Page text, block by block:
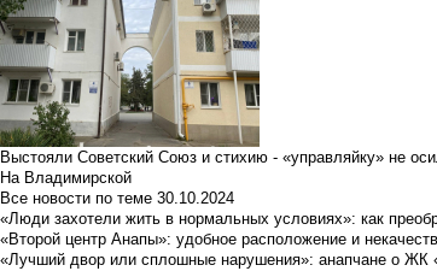
Выстояли Советский Союз и стихию - «управляйку» не
На Владимирской
Все новости по теме 30.10.2024
«Люди захотели жить в нормальных условиях»: как
«Второй центр Анапы»: удобное расположение и
«Лучший двор или сплошные нарушения»: анапчане о ЖК